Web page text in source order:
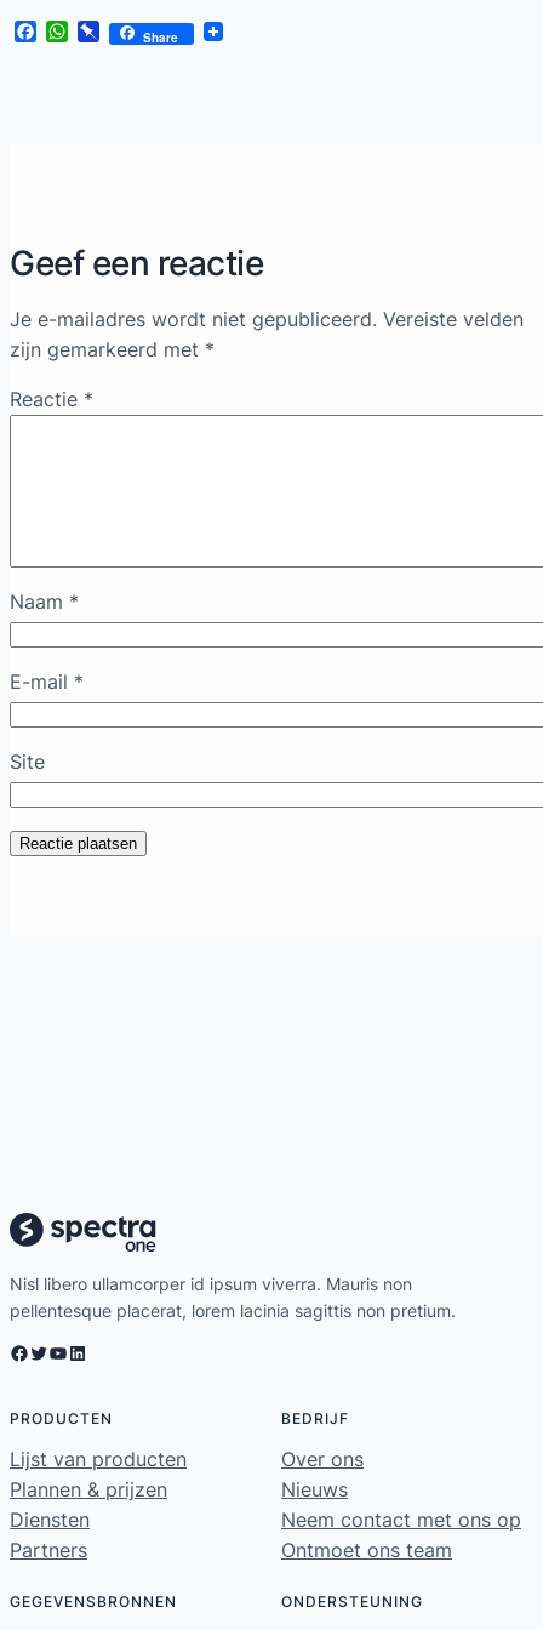
Facebook
WhatsApp
Pinboard
Share
Geef een reactie
Je e-mailadres wordt niet gepubliceerd. Vereiste velden
zijn gemarkeerd met *
Reactie *
Naam *
E-mail *
Site
Nisl libero ullamcorper id ipsum viverra. Mauris non
pellentesque placerat, lorem lacinia sagittis non pretium.
Facebook Twitter YouTube LinkedIn
PRODUCTEN
Lijst van producten
Plannen & prijzen
Diensten
Partners
BEDRIJF
Over ons
Nieuws
Neem contact met ons op
Ontmoet ons team
GEGEVENSBRONNEN ONDERSTEUNING